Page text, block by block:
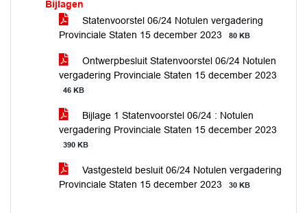
Bijlagen
Statenvoorstel 06/24 Notulen vergadering
Provinciale Staten 15 december 2023
80 KB
Ontwerpbesluit Statenvoorstel 06/24 Notulen
vergadering Provinciale Staten 15 december 2023
46 KB
Bijlage 1 Statenvoorstel 06/24 : Notulen
vergadering Provinciale Staten 15 december 2023
390 KB
Vastgesteld besluit 06/24 Notulen vergadering
Provinciale Staten 15 december 2023
30 KB